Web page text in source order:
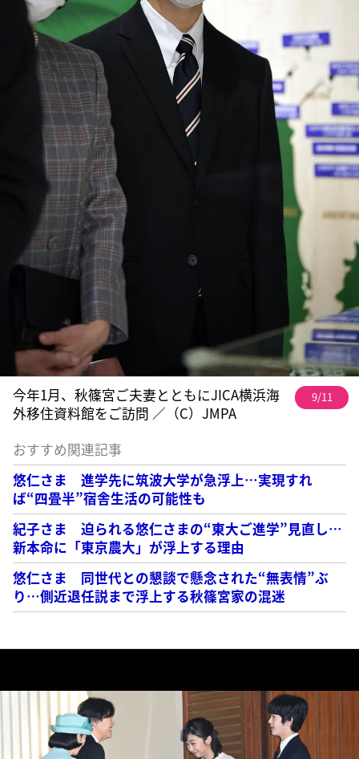
今年1月、秋篠宮ご夫妻とともにJICA横浜海
外移住資料館をご訪問 ／（C）JMPA
9/11
おすすめ関連記事
悠仁さま 進学先に筑波大学が急浮上…実現すれ
ば“四畳半”宿舎生活の可能性も
紀子さま 迫られる悠仁さまの“東大ご進学”見直し…
新本命に「東京農大」が浮上する理由
悠仁さま 同世代との懇談で懸念された“無表情”ぶ
り…側近退任説まで浮上する秋篠宮家の混迷